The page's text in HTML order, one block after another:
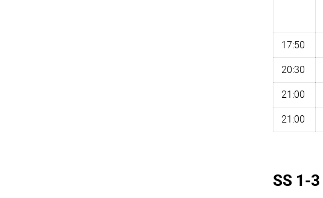
17:50
20:30
21:00
21:00
SS 1-3